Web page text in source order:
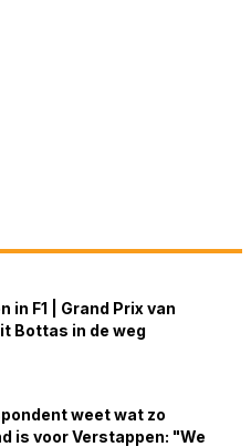
in F1 | Grand Prix van
Bottas in de weg
weet wat zo
is voor Verstappen: "We